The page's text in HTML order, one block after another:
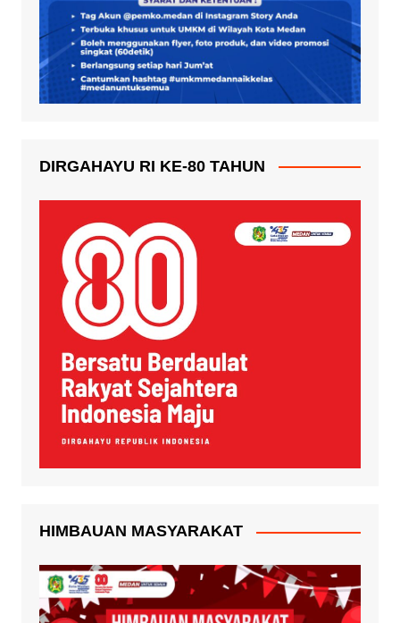
DIRGAHAYU RI KE-80 TAHUN
HIMBAUAN MASYARAKAT